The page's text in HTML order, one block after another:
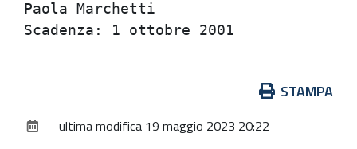
documento
STAMPA
ultima modifica 19 maggio 2023 20:22